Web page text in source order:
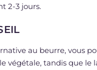
2-3 jours.
n'est pas
au beurre, vous
végétale, tandis que le